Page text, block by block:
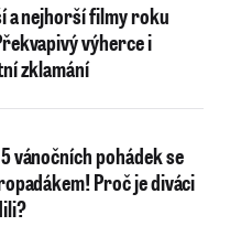
a nejhorší filmy roku
výherce i
zklamání
vánočních pohádek se
Proč je diváci